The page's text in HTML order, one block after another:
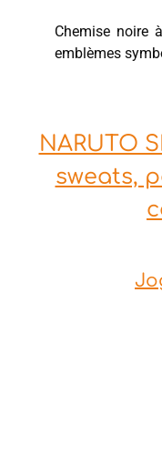
Chemise noire
emblèmes
NARUTO
sweats,